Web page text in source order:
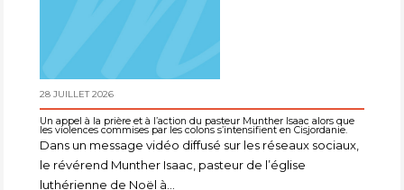
28 JUILLET 2026
Un appel à la prière et à l’action du pasteur Munther Isaac alors que
les violences commises par les colons s’intensifient en Cisjordanie.
Dans un message vidéo diffusé sur les réseaux sociaux,
le révérend Munther Isaac, pasteur de l’église
luthérienne de Noël à...